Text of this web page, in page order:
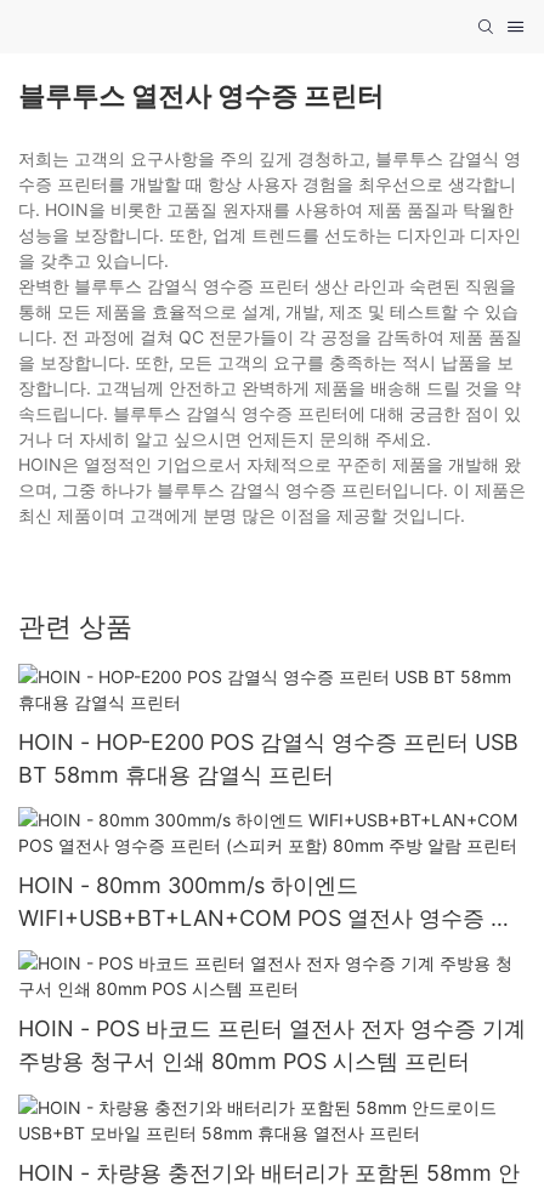
블루투스 열전사 영수증 프린터
저희는 고객의 요구사항을 주의 깊게 경청하고, 블루투스 감열식 영
수증 프린터를 개발할 때 항상 사용자 경험을 최우선으로 생각합니
다. HOIN을 비롯한 고품질 원자재를 사용하여 제품 품질과 탁월한
성능을 보장합니다. 또한, 업계 트렌드를 선도하는 디자인과 디자인
을 갖추고 있습니다.
완벽한 블루투스 감열식 영수증 프린터 생산 라인과 숙련된 직원을
통해 모든 제품을 효율적으로 설계, 개발, 제조 및 테스트할 수 있습
니다. 전 과정에 걸쳐 QC 전문가들이 각 공정을 감독하여 제품 품질
을 보장합니다. 또한, 모든 고객의 요구를 충족하는 적시 납품을 보
장합니다. 고객님께 안전하고 완벽하게 제품을 배송해 드릴 것을 약
속드립니다. 블루투스 감열식 영수증 프린터에 대해 궁금한 점이 있
거나 더 자세히 알고 싶으시면 언제든지 문의해 주세요.
HOIN은 열정적인 기업으로서 자체적으로 꾸준히 제품을 개발해 왔
으며, 그중 하나가 블루투스 감열식 영수증 프린터입니다. 이 제품은
최신 제품이며 고객에게 분명 많은 이점을 제공할 것입니다.
관련 상품
HOIN - HOP-E200 POS 감열식 영수증 프린터 USB
BT 58mm 휴대용 감열식 프린터
HOIN - 80mm 300mm/s 하이엔드
WIFI+USB+BT+LAN+COM POS 열전사 영수증 프
린터 (스피커 포함) 80mm 주방 알람 프린터
HOIN - POS 바코드 프린터 열전사 전자 영수증 기계
주방용 청구서 인쇄 80mm POS 시스템 프린터
HOIN - 차량용 충전기와 배터리가 포함된 58mm 안